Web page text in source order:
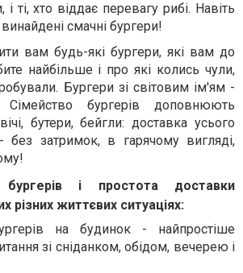
ті, хто віддає перевагу рибі. Навіть
смачні бургери!
вам будь-які бургери, які вам до
найбільше і про які колись чули,
Бургери зі світовим ім'ям -
бургерів доповнюють
бутери, бейгли: доставка усього
без затримок, в гарячому вигляді,
бургерів і простота доставки
різних життєвих ситуаціях:
на будинок - найпростіше
зі сніданком, обідом, вечерею і